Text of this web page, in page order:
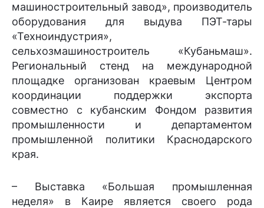
машиностроительный завод», производитель
оборудования для выдува ПЭТ-тары
«Техноиндустрия»,
сельхозмашиностроитель «Кубаньмаш».
Региональный стенд на международной
площадке организован краевым Центром
координации поддержки экспорта
совместно с кубанским Фондом развития
промышленности и департаментом
промышленной политики Краснодарского
края.
– Выставка «Большая промышленная
неделя» в Каире является своего рода